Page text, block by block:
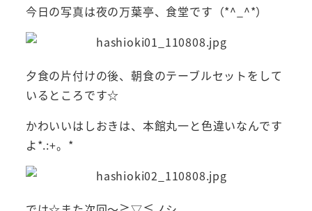
今日の写真は夜の万葉亭、食堂です（*^_^*）
夕食の片付けの後、朝食のテーブルセットをして
いるところです☆
かわいいはしおきは、本館丸一と色違いなんです
よ*.:+。*